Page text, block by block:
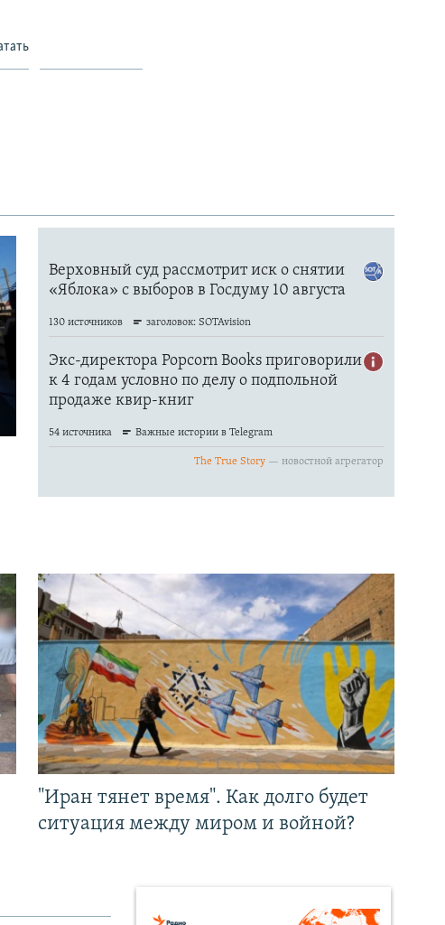
"Иран тянет время". Как долго будет
ситуация между миром и войной?